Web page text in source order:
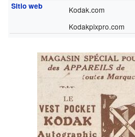
Sitio web
Kodak.com
Kodakpixpro.com